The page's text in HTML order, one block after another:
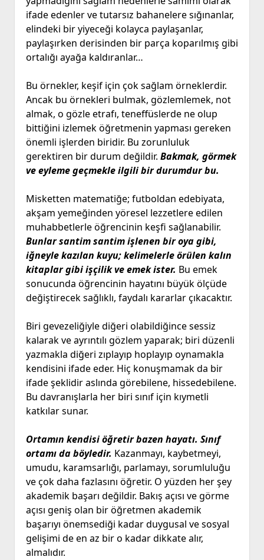
ifade edenler ve tutarsız bahanelere sığınanlar,
elindeki bir yiyeceği kolayca paylaşanlar,
paylaşırken derisinden bir parça koparılmış gibi
ortalığı ayağa kaldıranlar…
Bu örnekler, keşif için çok sağlam örneklerdir.
Ancak bu örnekleri bulmak, gözlemlemek, not
almak, o gözle etrafı, teneffüslerde ne olup
bittiğini izlemek öğretmenin yapması gereken
önemli işlerden biridir. Bu zorunluluk
gerektiren bir durum değildir. Bakmak, görmek
ve eyleme geçmekle ilgili bir durumdur bu.
Misketten matematiğe; futboldan edebiyata,
akşam yemeğinden yöresel lezzetlere edilen
muhabbetlerle öğrencinin keşfi sağlanabilir.
Bunlar santim santim işlenen bir oya gibi,
iğneyle kazılan kuyu; kelimelerle örülen kalın
kitaplar gibi işçilik ve emek ister. Bu emek
sonucunda öğrencinin hayatını büyük ölçüde
değiştirecek sağlıklı, faydalı kararlar çıkacaktır.
Biri gevezeliğiyle diğeri olabildiğince sessiz
kalarak ve ayrıntılı gözlem yaparak; biri düzenli
yazmakla diğeri zıplayıp hoplayıp oynamakla
kendisini ifade eder. Hiç konuşmamak da bir
ifade şeklidir aslında görebilene, hissedebilene.
Bu davranışlarla her biri sınıf için kıymetli
katkılar sunar.
Ortamın kendisi öğretir bazen hayatı. Sınıf
ortamı da böyledir. Kazanmayı, kaybetmeyi,
umudu, karamsarlığı, parlamayı, sorumluluğu
ve çok daha fazlasını öğretir. O yüzden her şey
akademik başarı değildir. Bakış açısı ve görme
açısı geniş olan bir öğretmen akademik
başarıyı önemsediği kadar duygusal ve sosyal
gelişimi de en az bir o kadar dikkate alır,
almalıdır.